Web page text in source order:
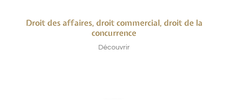
Droit des affaires, droit commercial, droit de la
concurrence
Découvrir